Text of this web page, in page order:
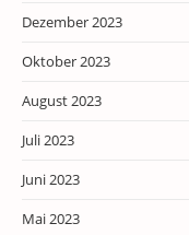
Dezember 2023
Oktober 2023
August 2023
Juli 2023
Juni 2023
Mai 2023